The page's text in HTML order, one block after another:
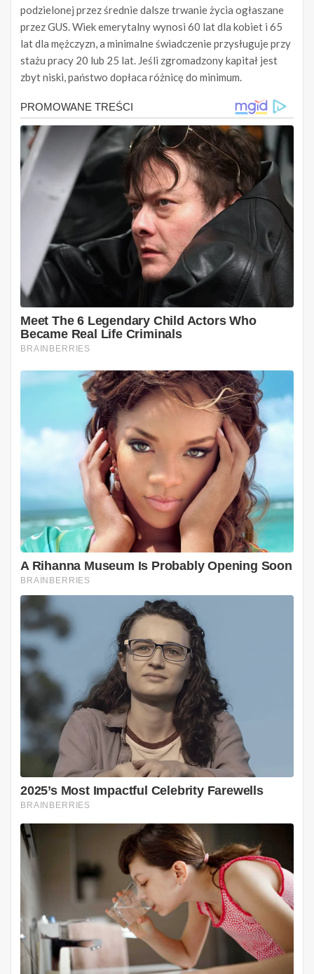
podzielonej przez średnie dalsze trwanie życia ogłaszane
przez GUS. Wiek emerytalny wynosi 60 lat dla kobiet i 65
lat dla mężczyzn, a minimalne świadczenie przysługuje przy
stażu pracy 20 lub 25 lat. Jeśli zgromadzony kapitał jest
zbyt niski, państwo dopłaca różnicę do minimum.